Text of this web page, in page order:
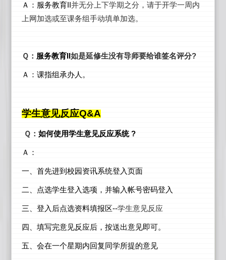
Ａ：服务教育II并无分上下学期之分，请于开学一周内
上网加选或至课务组手动填单加选。
Ｑ： 服务教育II如是延修生没有导师要给谁签名评分?
Ａ：课指组承办人。
学生意见反应Q&A
Ｑ：如何使用学生意见反应系统 ?
Ａ：
一、首先进到校园资讯系统登入页面
二、点选学生登入选项，并输入帐号密码登入
三、登入后点选资料填报区--学生意见反应
四、填写完意见反应后，按送出意见即可。
五、会在一个星期内回复同学所提的意见